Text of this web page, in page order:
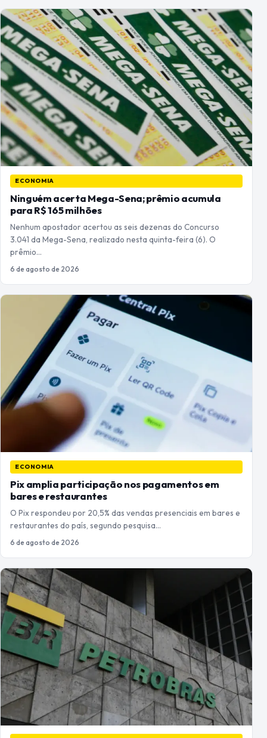
ECONOMIA
Ninguém acerta Mega-Sena; prêmio acumula
para R$ 165 milhões
Nenhum apostador acertou as seis dezenas do Concurso
3.041 da Mega-Sena, realizado nesta quinta-feira (6). O
prêmio…
6 de agosto de 2026
ECONOMIA
Pix amplia participação nos pagamentos em
bares e restaurantes
O Pix respondeu por 20,5% das vendas presenciais em bares e
restaurantes do país, segundo pesquisa…
6 de agosto de 2026